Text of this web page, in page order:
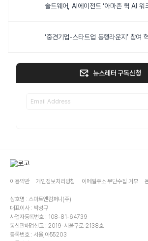
솔트웨어, AI에이전트 ‘아마존 퀵 AI 워
‘중견기업-스타트업 동행라운지’ 참여
뉴스레터 구독신청
이용약관 개인정보처리방침 이메일주소 무단수집 거부
상호명 : 스마트앤컴퍼니(주)
대표이사 : 박성규
사업자등록번호 : 108-81-64739
통신판매업신고 : 2019-서울구로-2138호
등록번호 : 서울,아55203